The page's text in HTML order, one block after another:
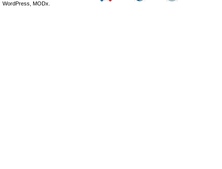
WordPress, MODx.